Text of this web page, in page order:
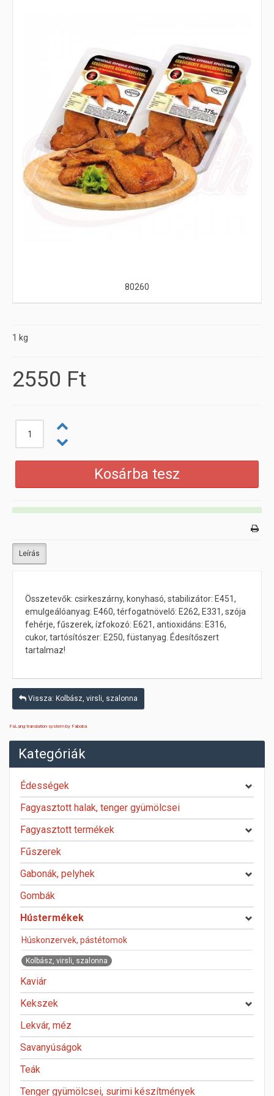
80260
1 kg
2550 Ft
Leírás
Összetevők: csirkeszárny, konyhasó, stabilizátor: E451,
emulgeálóanyag: E460, térfogatnövelő: E262, E331, szója
fehérje, fűszerek, ízfokozó: E621, antioxidáns: E316,
cukor, tartósítószer: E250, füstanyag. Édesítőszert
tartalmaz!
Vissza: Kolbász, virsli, szalonna
FaLang translation system by Faboba
Kategóriák
Édességek
Fagyasztott halak, tenger gyümölcsei
Fagyasztott termékek
Fűszerek
Gabonák, pelyhek
Gombák
Hústermékek
Húskonzervek, pástétomok
Kolbász, virsli, szalonna
Kaviár
Kekszek
Lekvár, méz
Savanyúságok
Teák
Tenger gyümölcsei, surimi készítmények